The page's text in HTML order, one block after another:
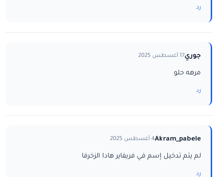
رد
جوري17 أغسطس 2025
مرهه حلو
رد
Akram_pabele4 أغسطس 2025
لم يتم تدخيل إسم في فريفاير هادا الزخرفا
رد